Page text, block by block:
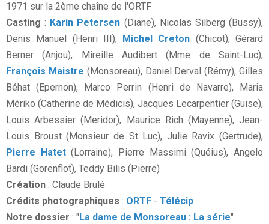
1971 sur la 2ème chaîne de l'ORTF
Casting : Karin Petersen (Diane), Nicolas Silberg (Bussy),
Denis Manuel (Henri III), Michel Creton (Chicot), Gérard
Berner (Anjou), Mireille Audibert (Mme de Saint-Luc),
François Maistre (Monsoreau), Daniel Derval (Rémy), Gilles
Béhat (Epernon), Marco Perrin (Henri de Navarre), Maria
Mériko (Catherine de Médicis), Jacques Lecarpentier (Guise),
Louis Arbessier (Meridor), Maurice Rich (Mayenne), Jean-
Louis Broust (Monsieur de St Luc), Julie Ravix (Gertrude),
Pierre Hatet(Lorraine), Pierre Massimi (Quéius), Angelo
Bardi (Gorenflot), Teddy Bilis (Pierre)
Création : Claude Brulé
Crédits photographiques : ORTF - Télécip
Notre dossier : "La dame de Monsoreau : La série"